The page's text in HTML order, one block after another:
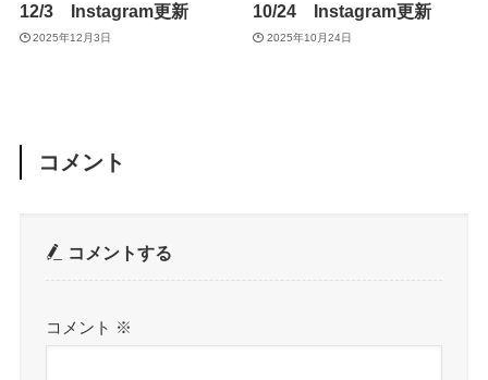
12/3 Instagram更新
2025年12月3日
10/24 Instagram更新
2025年10月24日
コメント
コメントする
コメント ※